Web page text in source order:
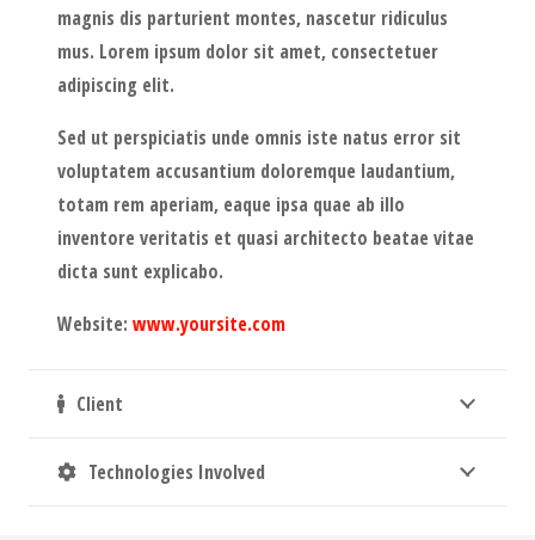
magnis dis parturient montes, nascetur ridiculus
mus. Lorem ipsum dolor sit amet, consectetuer
adipiscing elit.
Sed ut perspiciatis unde omnis iste natus error sit
voluptatem accusantium doloremque laudantium,
totam rem aperiam, eaque ipsa quae ab illo
inventore veritatis et quasi architecto beatae vitae
dicta sunt explicabo.
Website: www.yoursite.com
Client
Technologies Involved